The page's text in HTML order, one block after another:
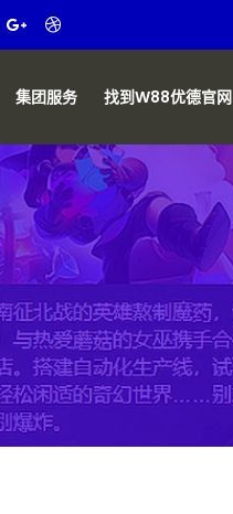
集团服务 找到W88优德官网